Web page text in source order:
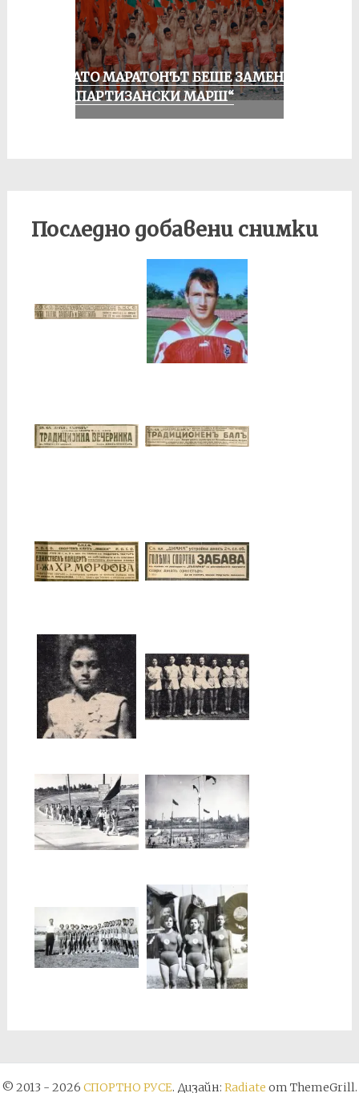
КОГАТО МАРАТОНЪТ БЕШЕ ЗАМЕНЕН
ОТ „ПАРТИЗАНСКИ МАРШ“
Последно добавени снимки
© 2013 - 2026 СПОРТНО РУСЕ. Дизайн: Radiate от ThemeGrill.